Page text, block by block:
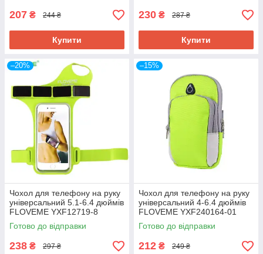
207 ₴ 244 ₴
Купити
230 ₴ 287 ₴
Купити
–20%
Чохол для телефону на руку
універсальний 5.1-6.4 дюймів
FLOVEME YXF12719-8
зелений
Готово до відправки
238 ₴ 297 ₴
–15%
Чохол для телефону на руку
універсальний 4-6.4 дюймів
FLOVEME YXF240164-01
зелений
Готово до відправки
212 ₴ 249 ₴